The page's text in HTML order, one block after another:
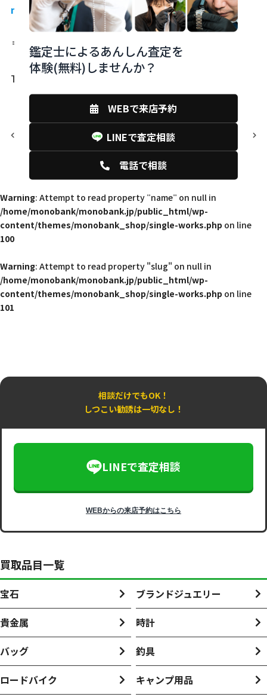
monobank下関大丸店
〒750-8503 山口県下関市竹崎町4-4-10
TEL:083-242-1878 / 0120-78-1178
Warning: Attempt to read property "name" on null in
/home/monobank/monobank.jp/public_html/wp-
content/themes/monobank_shop/single-works.php on line
100
Warning: Attempt to read property "slug" on null in
/home/monobank/monobank.jp/public_html/wp-
content/themes/monobank_shop/single-works.php on line
101
相談だけでもOK！
しつこい勧誘は一切なし！
LINEで査定相談
WEBからの来店予約はこちら
買取品目一覧
宝石
ブランドジュエリー
貴金属
時計
バッグ
釣具
ロードバイク
キャンプ用品
鑑定士によるあんしん査定を
体験(無料)しませんか？
WEBで来店予約
LINEで査定相談
電話で相談